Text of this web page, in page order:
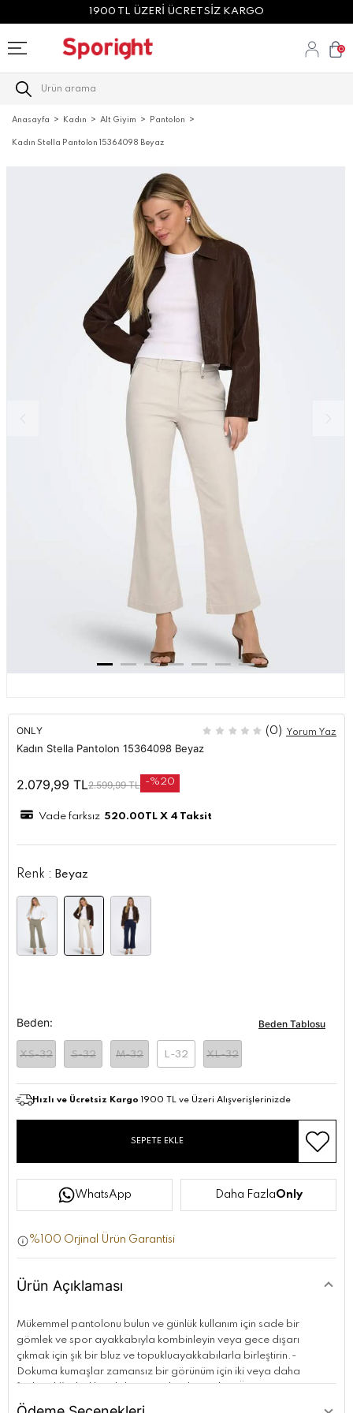
1900 TL ÜZERİ ÜCRETSİZ KARGO
0
Anasayfa Kadın Alt Giyim Pantolon
Kadın Stella Pantolon 15364098 Beyaz
ONLY (0) Yorum Yaz
Kadın Stella Pantolon 15364098 Beyaz
2.079,99 TL2.599,99TL -%20
Vade farksız 520.00TL X 4 Taksit
Renk : Beyaz
Beden: Beden Tablosu
XS-32 S-32 M-32 L-32 XL-32
Hızlı ve Ücretsiz Kargo 1900 TL ve Üzeri Alışverişlerinizde
SEPETE EKLE
WhatsApp Daha FazlaOnly
%100 Orjinal Ürün Garantisi
Ürün Açıklaması
Mükemmel pantolonu bulun ve günlük kullanım için sade bir
gömlek ve spor ayakkabıyla kombinleyin veya gece dışarı
çıkmak için şık bir bluz ve topukluayakkabılarla birleştirin.-
Dokuma kumaşlar zamansız bir görünüm için iki veya daha
Pantolon-Kapatma: Düğme ve fermuar-Bel: Orta bel-Paça